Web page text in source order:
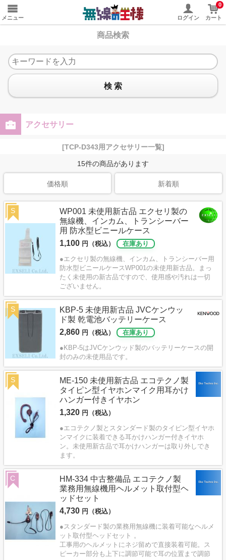
メニュー ログイン
0
カート
商品検索
検 索
アクセサリー
[TCP-D343用アクセサリー一覧]
15件の商品があります
価格順 新着順
WP001 未使用新古品 エクセリ製の
無線機、インカム、トランシーバー
用 防水型ビニールケース
1,100 円（税込）
在庫あり
●エクセリ製の無線機、インカム、トランシーバー用
防水型ビニールケースWP001の未使用新古品。まっ
たく未使用の新古品ですので、使用感や汚れは一切
ございません。
S
KBP-5 未使用新古品 JVCケンウッ
ド製 乾電池バッテリーケース
2,860 円（税込）
在庫あり
●KBP-5はJVCケンウッド製のバッテリーケースの開
封のみの未使用品です。
S
ME-150 未使用新古品 エコテクノ製
タイピン型イヤホンマイク用耳かけ
ハンガー付きイヤホン
1,320 円（税込）
●エコテクノ製とスタンダード製のタイピン型イヤホ
ンマイクに装着できる耳かけハンガー付きイヤホ
ン。未使用新古品で耳かけハンガーは取り外しでき
ます。
S
HM-334 中古整備品 エコテクノ製
業務用無線機用ヘルメット取付型ヘ
ッドセット
4,730 円（税込）
●スタンダード製の業務用無線機に装着可能なヘルメ
ット取付型ヘッドセット 。
工事用のヘルメットにネジ留めで直接装着可能。ス
ピーカー部分も上下に調節可能で耳の位置まで調節
C